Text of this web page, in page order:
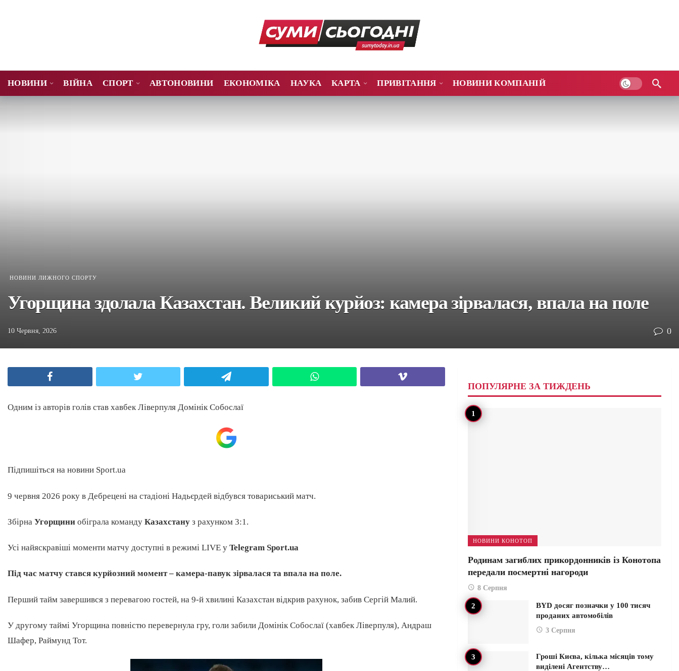
НОВИНИ ВІЙНА СПОРТ АВТОНОВИНИ ЕКОНОМІКА НАУКА КАРТА ПРИВІТАННЯ НОВИНИ КОМПАНІЙ
НОВИНИ ЛИЖНОГО СПОРТУ
Угорщина здолала Казахстан. Великий курйоз: камера зірвалася, впала на поле
10 Червня, 2026 0
Одним із авторів голів став хавбек Ліверпуля Домінік Собослаї
Підпишіться на новини Sport.ua
9 червня 2026 року в Дебрецені на стадіоні Надьєрдей відбувся товариський матч.
Збірна Угорщини обіграла команду Казахстану з рахунком 3:1.
Усі найяскравіші моменти матчу доступні в режимі LIVE у Telegram Sport.ua
Під час матчу стався курйозний момент – камера-павук зірвалася та впала на поле.
Перший тайм завершився з перевагою гостей, на 9-й хвилині Казахстан відкрив рахунок, забив Сергій Малий.
У другому таймі Угорщина повністю перевернула гру, голи забили Домінік Собослаї (хавбек Ліверпуля), Андраш
Шафер, Раймунд Тот.
ПОПУЛЯРНЕ ЗА ТИЖДЕНЬ
НОВИНИ КОНОТОП
Родинам загиблих прикордонників із Конотопа
передали посмертні нагороди
8 Серпня
BYD досяг позначки у 100 тисяч
проданих автомобілів
3 Серпня
Гроші Києва, кілька місяців тому
виділені Агентству…